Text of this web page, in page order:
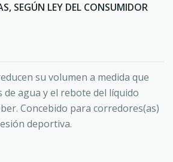
SEGÚN LEY DEL CONSUMIDOR
su volumen a medida que
agua y el rebote del líquido
Concebido para corredores(as)
deportiva.